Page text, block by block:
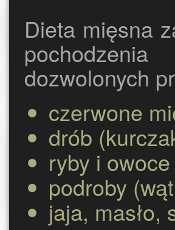
Dieta mięsna
dozwolonych
czerwone
drób
ryby i
podroby
jaja, masło,